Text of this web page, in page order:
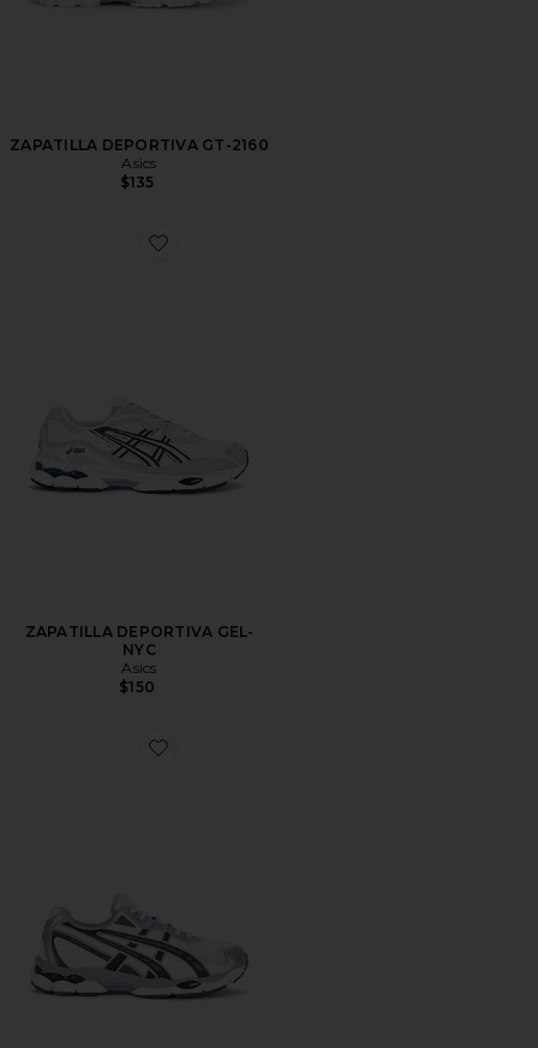
ZAPATILLA DEPORTIVA GT-2160
Asics
$135
Favorite ZAPATILLA DEPORTIVA GEL-NYC
ZAPATILLA DEPORTIVA GEL-
NYC
Asics
$150
Favorite ZAPATILLA DEPORTIVA GEL-NYC 2055